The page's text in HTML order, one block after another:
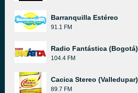
Barranquilla Estéreo
91.1 FM
Radio Fantástica (Bogotá)
104.4 FM
Cacica Stereo (Valledupar)
89.7 FM